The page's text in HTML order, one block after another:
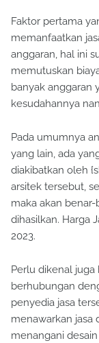
Faktor pertama
memanfaatkan
anggaran, hal ini
memutuskan
banyak anggaran
kesudahannya
Pada umumnya
yang lain, ada
diakibatkan oleh
arsitek tersebut,
maka akan
dihasilkan. Harga
2023.
Perlu dikenal
berhubungan
penyedia jasa
menawarkan jasa
menangani